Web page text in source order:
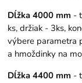
Dĺžka 4000 mm -
ks, držiak - 3ks,
výbere parametra
a hmoždinky na
Dĺžka 4400 mm -